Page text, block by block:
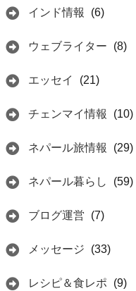
インド情報 (6)
ウェブライター (8)
エッセイ (21)
チェンマイ情報 (10)
ネパール旅情報 (29)
ネパール暮らし (59)
ブログ運営 (7)
メッセージ (33)
レシピ＆食レポ (9)